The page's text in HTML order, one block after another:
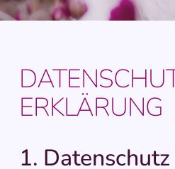
ERKLÄRUNG
1.